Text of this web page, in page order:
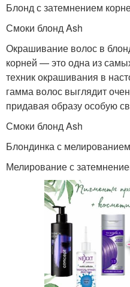
Блонд с затемнением
Смоки блонд Ash
Окрашивание волос в
корней — это одна из
техник окрашивания в
гамма волос выглядит
придавая образу особую
Смоки блонд Ash
Блондинка с мелированием
Мелирование с